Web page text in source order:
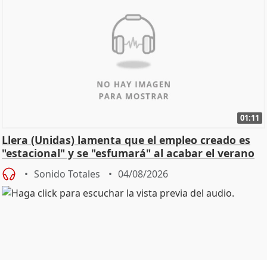
01:11
Llera (Unidas) lamenta que el empleo creado es
"estacional" y se "esfumará" al acabar el verano
Sonido Totales 04/08/2026